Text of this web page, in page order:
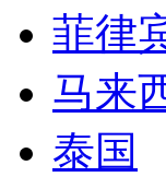
菲律
马来
泰国